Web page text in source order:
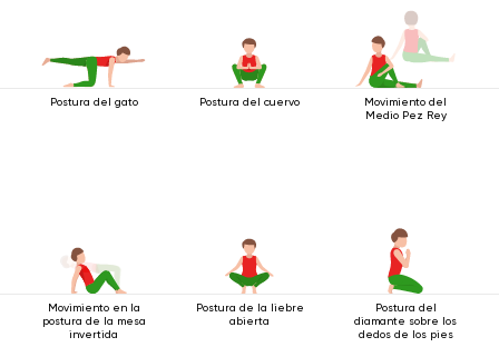
Postura del gato Postura del cuervo
Movimiento del
Medio Pez Rey
Movimiento en la
postura de la mesa
invertida
Postura de la liebre
abierta
Postura del
diamante sobre los
dedos de los pies